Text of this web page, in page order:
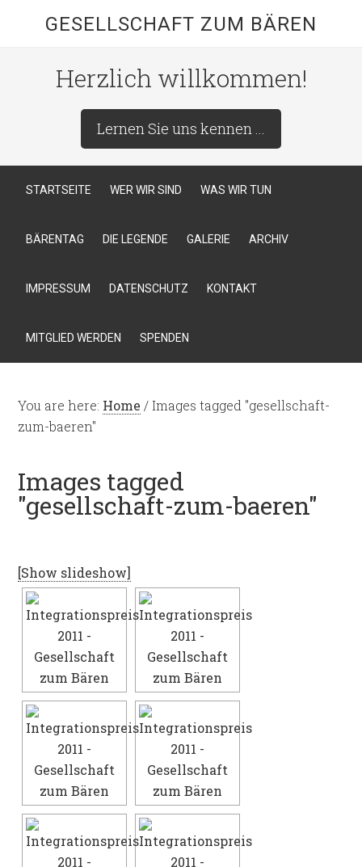
GESELLSCHAFT ZUM BÄREN
Herzlich willkommen!
Lernen Sie uns kennen ...
STARTSEITE WER WIR SIND WAS WIR TUN
BÄRENTAG DIE LEGENDE GALERIE ARCHIV
IMPRESSUM DATENSCHUTZ KONTAKT
MITGLIED WERDEN SPENDEN
You are here: Home /Images tagged "gesellschaft-
zum-baeren"
Images tagged
"gesellschaft-zum-baeren"
[Show slideshow]